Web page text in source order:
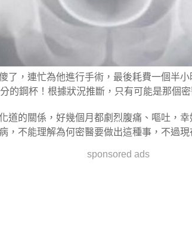
了，連忙為他進行手術，最後耗費一個半小
的鋼杯！根據狀況推斷，只有可能是那個密
道的關係，好幾個月都劇烈腹痛、嘔吐，
，不能理解為何密醫要做出這種事，不過現
sponsored ads